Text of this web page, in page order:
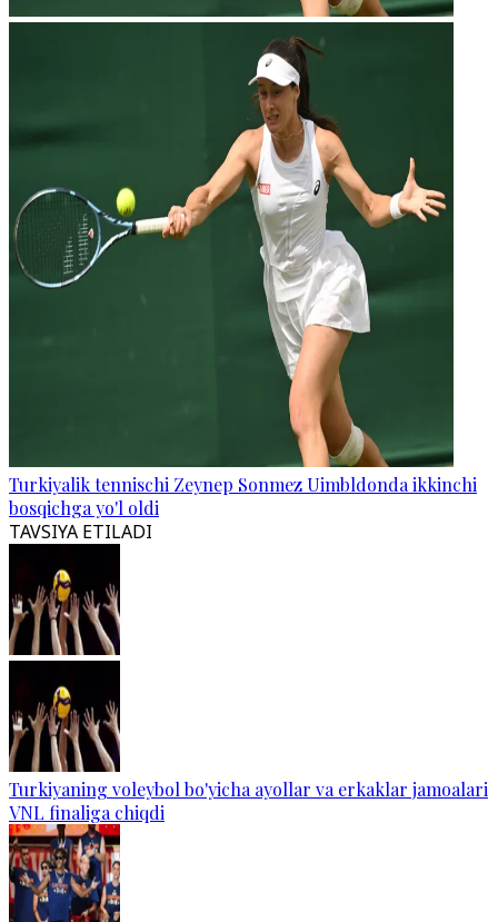
Turkiyalik tennischi Zeynep Sonmez Uimbldonda ikkinchi
bosqichga yo'l oldi
TAVSIYA ETILADI
Turkiyaning voleybol bo'yicha ayollar va erkaklar jamoalari
VNL finaliga chiqdi